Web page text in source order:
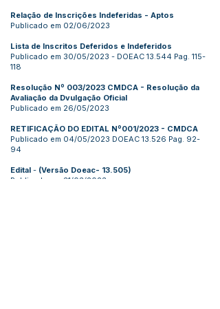
Relação de Inscrições Indeferidas - Aptos
Publicado em 02/06/2023
Lista de Inscritos Deferidos e Indeferidos
Publicado em 30/05/2023 - DOEAC 13.544 Pag. 115-
118
Resolução Nº 003/2023 CMDCA - Resolução da
Avaliação da Dvulgação Oficial
Publicado em 26/05/2023
RETIFICAÇÃO DO EDITAL Nº001/2023 - CMDCA
Publicado em 04/05/2023 DOEAC 13.526 Pag. 92-
94
Edital - (Versão Doeac- 13.505)
Publicado em 31/03/2023